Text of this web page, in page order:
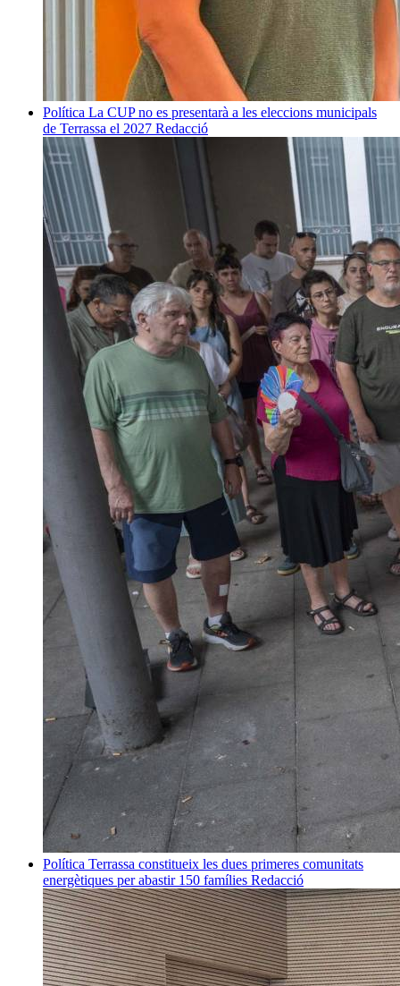
Política La CUP no es presentarà a les eleccions municipals
de Terrassa el 2027 Redacció
Política Terrassa constitueix les dues primeres comunitats
energètiques per abastir 150 famílies Redacció